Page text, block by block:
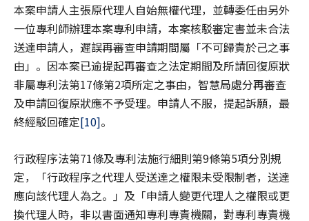
本案申請人主張原代理人自始無權代理，並轉委任由另外
一位專利師辦理本案專利申請，本案核駁審定書並未合法
送達申請人，遲誤再審查申請期間屬「不可歸責於己之事
由」。因本案已逾提起再審查之法定期間及所請回復原狀
非屬專利法第17條第2項所定之事由，智慧局處分再審查
及申請回復原狀應不予受理。申請人不服，提起訴願，最
終經駁回確定[10]。
行政程序法第71條及專利法施行細則第9條第5項分別規
定，「行政程序之代理人受送達之權限未受限制者，送達
應向該代理人為之。」及「申請人變更代理人之權限或更
換代理人時，非以書面通知專利專責機關，對專利專責機